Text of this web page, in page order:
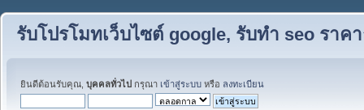
รับโปรโมทเว็บไซต์ google, รับทำ seo ราค
ยินดีต้อนรับคุณ, บุคคลทั่วไป กรุณา เข้าสู่ระบบ หรือ ลงทะเบียน